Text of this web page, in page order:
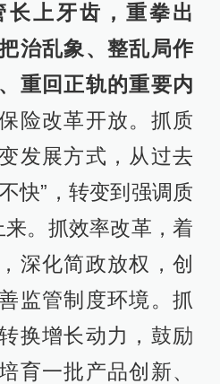
上牙齿，重拳出
治乱象、整乱局作
重回正轨的重要内
险改革开放。抓质
发展方式，从过去
快”，转变到强调质
来。抓效率改革，着
深化简政放权，创
监管制度环境。抓
换增长动力，鼓励
育一批产品创新、